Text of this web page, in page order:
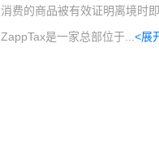
消费的商品被有效证明离境时
ZappTax是一家总部位于...<展